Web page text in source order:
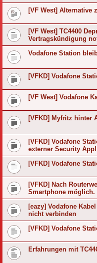
[VF West] Alternative
[VF West] TC4400
Vertragskündigung
Vodafone Station
[VFKD] Vodafone
[VF West] Vodafone
[VFKD] Myfritz hinter
[VFKD] Vodafone
externer Security
[VFKD] Vodafone
[VFKD] Nach
Smartphone möglich.
[eazy] Vodafone
nicht verbinden
[VFKD] Vodafone
Erfahrungen mit